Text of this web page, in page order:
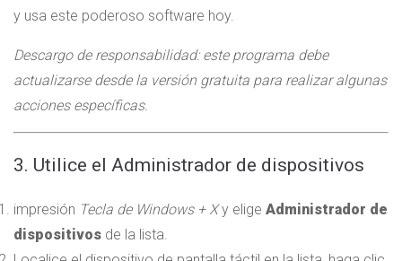
y usa este poderoso software hoy.
Descargo de responsabilidad: este programa debe
actualizarse desde la versión gratuita para realizar algunas
acciones específicas.
3. Utilice el Administrador de dispositivos
impresión Tecla de Windows + Xy elige Administrador de
dispositivos de la lista.